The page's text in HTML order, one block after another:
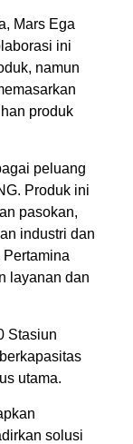
Mars Ega
ini
namun
produk
peluang
Produk ini
pasokan,
industri dan
layanan dan
Stasiun
utama.
solusi